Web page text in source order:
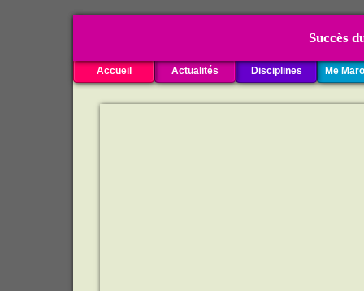
Succès du
Actualités
Accueil Me
Disciplines